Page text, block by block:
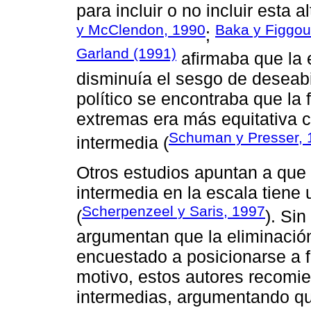
para incluir o no incluir esta
y McClendon, 1990; Baka y
Garland (1991) afirmaba que la
disminuía el sesgo de
político se encontraba que la
extremas era más equitativa
intermedia (Schuman y Presser,
Otros estudios apuntan a
intermedia en la escala tiene
(Scherpenzeel y Saris, 1997). Sin
argumentan que la
encuestado a posicionarse a
motivo, estos autores
intermedias, argumentando